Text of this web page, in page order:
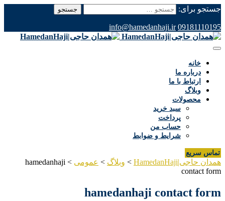
جستجو برای:
09181110195
info@hamedanhaji.ir
خانه
درباره ما
ارتباط با ما
وبلاگ
محصولات
سبد خرید
پرداخت
حساب من
شرایط و ضوابط
تماس سریع
همدان حاجی|HamedanHaji > وبلاگ > عمومی >
hamedanhaji
contact form
hamedanhaji contact form